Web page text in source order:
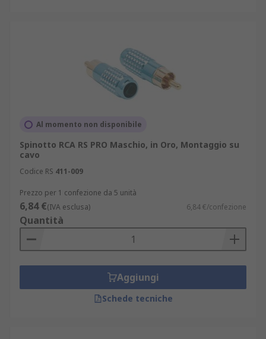
Al momento non disponibile
Spinotto RCA RS PRO Maschio, in Oro, Montaggio su
cavo
Codice RS 411-009
Prezzo per 1 confezione da 5 unità
6,84 €(IVA esclusa) 6,84 €/confezione
Quantità
Aggiungi
Schede tecniche